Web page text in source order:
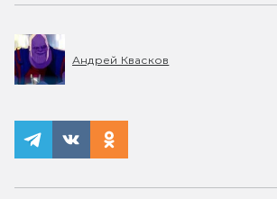
Андрей Квасков